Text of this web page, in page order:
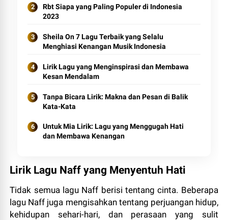
Rbt Siapa yang Paling Populer di Indonesia
2023
Sheila On 7 Lagu Terbaik yang Selalu
Menghiasi Kenangan Musik Indonesia
Lirik Lagu yang Menginspirasi dan Membawa
Kesan Mendalam
Tanpa Bicara Lirik: Makna dan Pesan di Balik
Kata-Kata
Untuk Mia Lirik: Lagu yang Menggugah Hati
dan Membawa Kenangan
Lirik Lagu Naff yang Menyentuh Hati
Tidak semua lagu Naff berisi tentang cinta. Beberapa
lagu Naff juga mengisahkan tentang perjuangan hidup,
kehidupan sehari-hari, dan perasaan yang sulit